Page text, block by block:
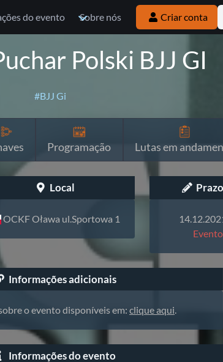
do evento Sobre nós Criar conta
Polski BJJ GI
#BJJ Gi
Programação Lutas em
Local
OCKF Oława ul.Sportowa 1
Informações adicionais
o evento disponíveis em: clique aqui.
Informações do evento